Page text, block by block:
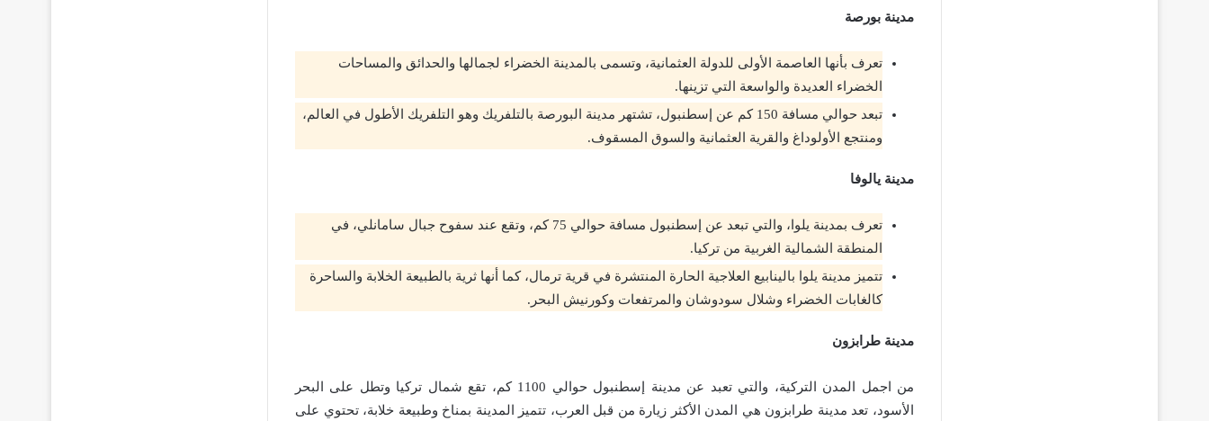
مدينة بورصة
تعرف بأنها العاصمة الأولى للدولة العثمانية، وتسمى بالمدينة الخضراء لجمالها والحدائق والمساحات
الخضراء العديدة والواسعة التي تزينها.
تبعد حوالي مسافة 150 كم عن إسطنبول، تشتهر مدينة البورصة بالتلفريك وهو التلفريك الأطول في العالم،
ومنتجع الأولوداغ والقرية العثمانية والسوق المسقوف.
مدينة يالوفا
تعرف بمدينة يلوا، والتي تبعد عن إسطنبول مسافة حوالي 75 كم، وتقع عند سفوح جبال سامانلي، في
المنطقة الشمالية الغربية من تركيا.
تتميز مدينة يلوا بالينابيع العلاجية الحارة المنتشرة في قرية ترمال، كما أنها ثرية بالطبيعة الخلابة والساحرة
كالغابات الخضراء وشلال سودوشان والمرتفعات وكورنيش البحر.
مدينة طرابزون
من اجمل المدن التركية، والتي تعبد عن مدينة إسطنبول حوالي 1100 كم، تقع شمال تركيا وتطل على البحر
الأسود، تعد مدينة طرابزون هي المدن الأكثر زيارة من قبل العرب، تتميز المدينة بمناخ وطبيعة خلابة، تحتوي على